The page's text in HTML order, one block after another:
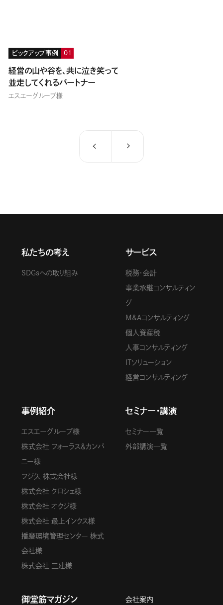
ピックアップ事例 01
経営の山や谷を、共に泣き笑って
並走してくれるパートナー
エスエーグループ様
私たちの考え
SDGsへの取り組み
サービス
税務・会計
事業承継コンサルティン
グ
M&Aコンサルティング
個人資産税
人事コンサルティング
ITソリューション
経営コンサルティング
事例紹介
エスエーグループ様
株式会社 フォーラス＆カンパ
ニー様
フジ矢 株式会社様
株式会社 クロシェ様
株式会社 オクジ様
株式会社 最上インクス様
播磨環境管理センター 株式
会社様
株式会社 三建様
セミナー・講演
セミナー一覧
外部講演一覧
御堂筋マガジン 会社案内